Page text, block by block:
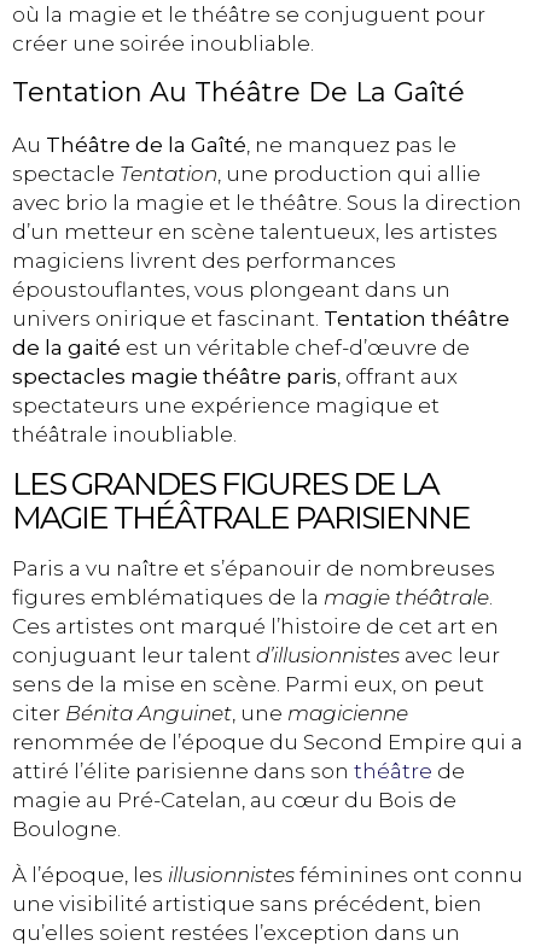
où la magie et le théâtre se conjuguent pour
créer une soirée inoubliable.
Tentation Au Théâtre De La Gaîté
Au Théâtre de la Gaîté, ne manquez pas le
spectacle Tentation, une production qui allie
avec brio la magie et le théâtre. Sous la direction
d’un metteur en scène talentueux, les artistes
magiciens livrent des performances
époustouflantes, vous plongeant dans un
univers onirique et fascinant. Tentation théâtre
de la gaité est un véritable chef-d’œuvre de
spectacles magie théâtre paris, offrant aux
spectateurs une expérience magique et
théâtrale inoubliable.
LES GRANDES FIGURES DE LA
MAGIE THÉÂTRALE PARISIENNE
Paris a vu naître et s’épanouir de nombreuses
figures emblématiques de la magie théâtrale
Ces artistes ont marqué l’histoire de cet art en
conjuguant leur talent d’illusionnistes avec leur
sens de la mise en scène. Parmi eux, on peut
citer Bénita Anguinet , une magicienne
renommée de l’époque du Second Empire qui a
attiré l’élite parisienne dans son théâtre de
magie au Pré-Catelan, au cœur du Bois de
Boulogne.
À l’époque, les illusionnistes féminines ont connu
une visibilité artistique sans précédent, bien
qu’elles soient restées l’exception dans un